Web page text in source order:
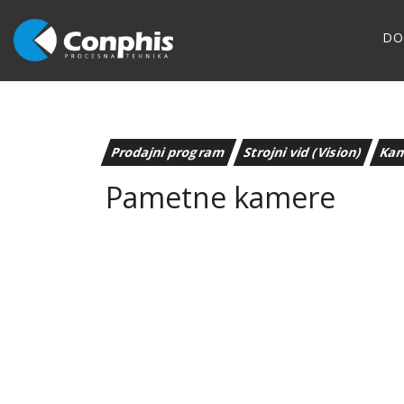
Prodajni program Strojni vid (Vision)
Pametne kamere